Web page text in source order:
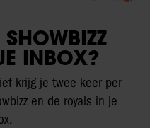
SHOWBIZZ
INBOX?
krijg je twee keer per
en de royals in je